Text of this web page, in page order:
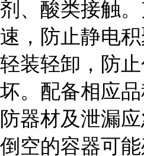
剂、酸类接触
速，防止静电
轻装轻卸，防
坏。配备相应
防器材及泄漏应
倒空的容器可能